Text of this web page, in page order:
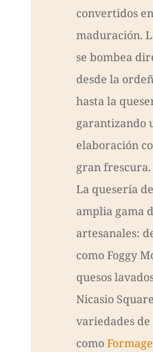
convertidos
maduración.
se bombea
desde la
hasta la
garantizando
elaboración
gran frescura.
La quesería
amplia gama
artesanales:
como Foggy
quesos
Nicasio
variedades
como